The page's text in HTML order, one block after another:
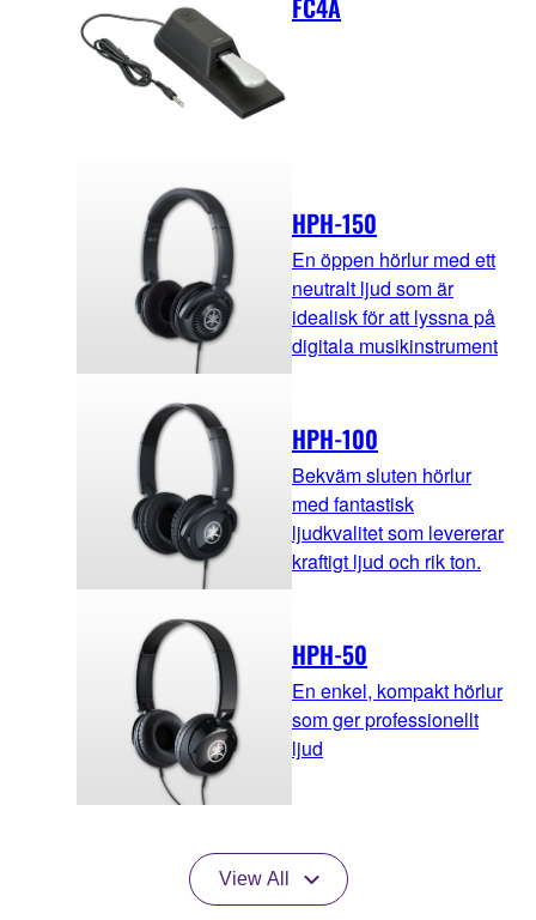
HPH-150
En öppen hörlur med ett
neutralt ljud som är
idealisk för att lyssna på
digitala musikinstrument
HPH-100
Bekväm sluten hörlur
med fantastisk
ljudkvalitet som levererar
kraftigt ljud och rik ton.
HPH-50
En enkel, kompakt hörlur
som ger professionellt
ljud
View All